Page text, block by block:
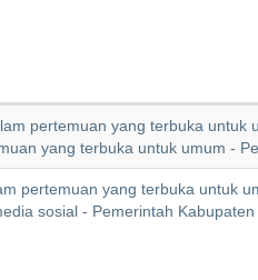
pertemuan yang terbuka untuk
yang terbuka untuk umum -
pertemuan yang terbuka untuk
sosial - Pemerintah Kabupaten